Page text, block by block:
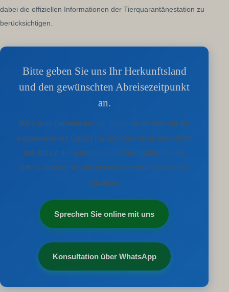
dabei die offiziellen Informationen der Tierquarantänestation zu
berücksichtigen.
Bitte geben Sie uns Ihr Herkunftsland
und den gewünschten Abreisezeitpunkt
an.
Wir klären gemeinsam mit Ihnen, ob es sich um ein
ausgewiesenes Gebiet handelt oder nicht, und gehen
den Ablauf der erforderlichen Formalitäten durch.
Bitte schildern Sie uns zunächst einmal die aktuelle
Situation.
Sprechen Sie online mit uns
Konsultation über WhatsApp